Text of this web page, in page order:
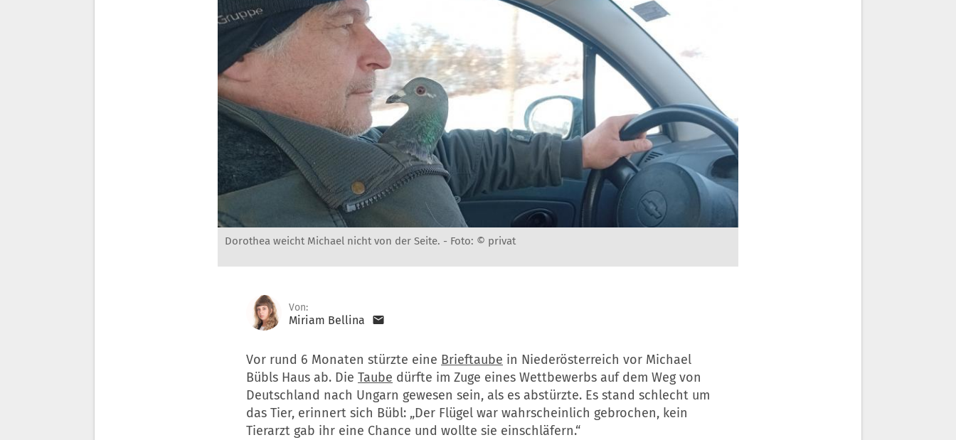
Dorothea weicht Michael nicht von der Seite. - Foto: © privat
Von:
Miriam Bellina
Vor rund 6 Monaten stürzte eine Brieftaube in Niederösterreich vor Michael
Bübls Haus ab. Die Taube dürfte im Zuge eines Wettbewerbs auf dem Weg von
Deutschland nach Ungarn gewesen sein, als es abstürzte. Es stand schlecht um
das Tier, erinnert sich Bübl: „Der Flügel war wahrscheinlich gebrochen, kein
Tierarzt gab ihr eine Chance und wollte sie einschläfern.“